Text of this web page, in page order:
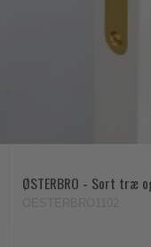
ØSTERBRO - Sort træ